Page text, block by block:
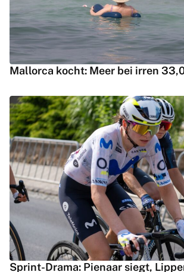
Mallorca kocht: Meer bei irren
Sprint-Drama: Pienaar siegt,